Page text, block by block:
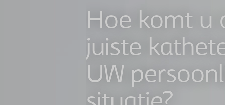
Hoe komt u
juiste
UW